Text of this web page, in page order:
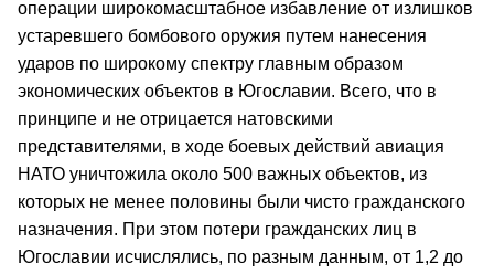
операции широкомасштабное избавление от излишков
устаревшего бомбового оружия путем нанесения
ударов по широкому спектру главным образом
экономических объектов в Югославии. Всего, что в
принципе и не отрицается натовскими
представителями, в ходе боевых действий авиация
НАТО уничтожила около 500 важных объектов, из
которых не менее половины были чисто гражданского
назначения. При этом потери гражданских лиц в
Югославии исчислялись, по разным данным, от 1,2 до